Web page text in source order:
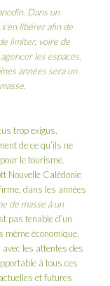
Dans un
libérer afin de
limiter, voire de
les espaces.
années sera un
trop exigus.
de ce qu’ils ne
le tourisme.
Nouvelle Calédonie
dans les années
de masse à un
pas tenable d’un
économique,
avec les attentes des
à tous ces
et futures